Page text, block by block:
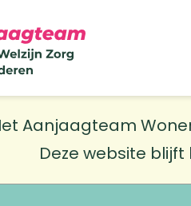
Aanjaagteam
Deze website